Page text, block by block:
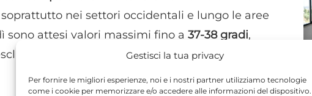
Gestisci la tua privacy
Per fornire le migliori esperienze, noi e i nostri partner utilizziamo tecnologie
come i cookie per memorizzare e/o accedere alle informazioni del
nei settori occidentali e lungo le aree
sono attesi valori massimi fino a 37-38 gradi,
locali fenomeni temporaleschi sulle zone